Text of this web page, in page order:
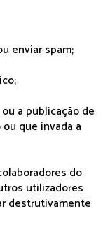
enviar spam;
a publicação de
que invada a
do
utilizadores
destrutivamente